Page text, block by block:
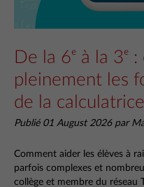
De la 6ᵉ à la 3ᵉ
pleinement les
de la calculatrice
Publié 01 August 2026 par
Comment aider les élèves à
parfois complexes et
collège et membre du réseau